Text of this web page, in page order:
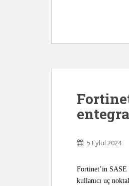
5 Eylül 2024
Fortinet’in SASE
kullanıcı uç